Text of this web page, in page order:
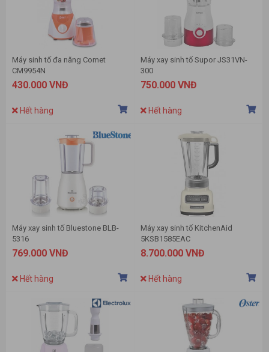
Máy sinh tố đa năng Comet
CM9954N
430.000 VNĐ
Hết hàng
Máy xay sinh tố Supor JS31VN-
300
750.000 VNĐ
Hết hàng
Máy xay sinh tố Bluestone BLB-
5316
769.000 VNĐ
Hết hàng
Máy xay sinh tố KitchenAid
5KSB1585EAC
8.700.000 VNĐ
Hết hàng